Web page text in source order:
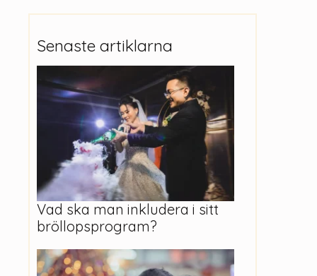
Senaste artiklarna
Vad ska man inkludera i sitt
bröllopsprogram?